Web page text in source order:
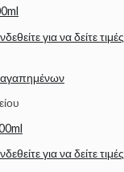
για να δείτε τιμές
για να δείτε τιμές